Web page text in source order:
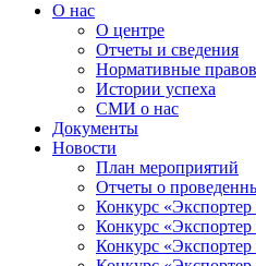
О нас
О центре
Отчеты и сведения
Нормативные
Истории успеха
СМИ о нас
Документы
Новости
План мероприятий
Отчеты о
Конкурс «Экспортер
Конкурс «Экспортер
Конкурс «Экспортер